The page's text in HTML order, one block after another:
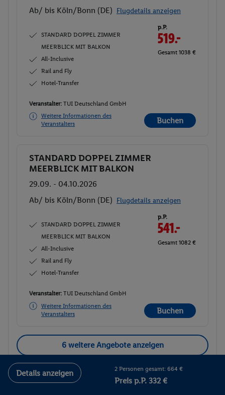
Ab/ bis Köln/Bonn (DE) Flugdetails anzeigen
STANDARD DOPPEL ZIMMER
MEERBLICK MIT BALKON
All-Inclusive
Rail and Fly
Hotel-Transfer
p.P.
519.-
Gesamt 1038 €
Veranstalter: TUI Deutschland GmbH
Weitere Informationen des
Veranstalters
Buchen
Buchen
STANDARD DOPPEL ZIMMER
MEERBLICK MIT BALKON
29.09. - 04.10.2026
Ab/ bis Köln/Bonn (DE) Flugdetails anzeigen
STANDARD DOPPEL ZIMMER
MEERBLICK MIT BALKON
All-Inclusive
Rail and Fly
Hotel-Transfer
p.P.
541.-
Gesamt 1082 €
Veranstalter: TUI Deutschland GmbH
Weitere Informationen des
Veranstalters
Buchen
6 weitere Angebote anzeigen
Familienzimmer Landbl.
Details anzeigen 2 Personen gesamt: 664 €
Preis p.P. 332 €